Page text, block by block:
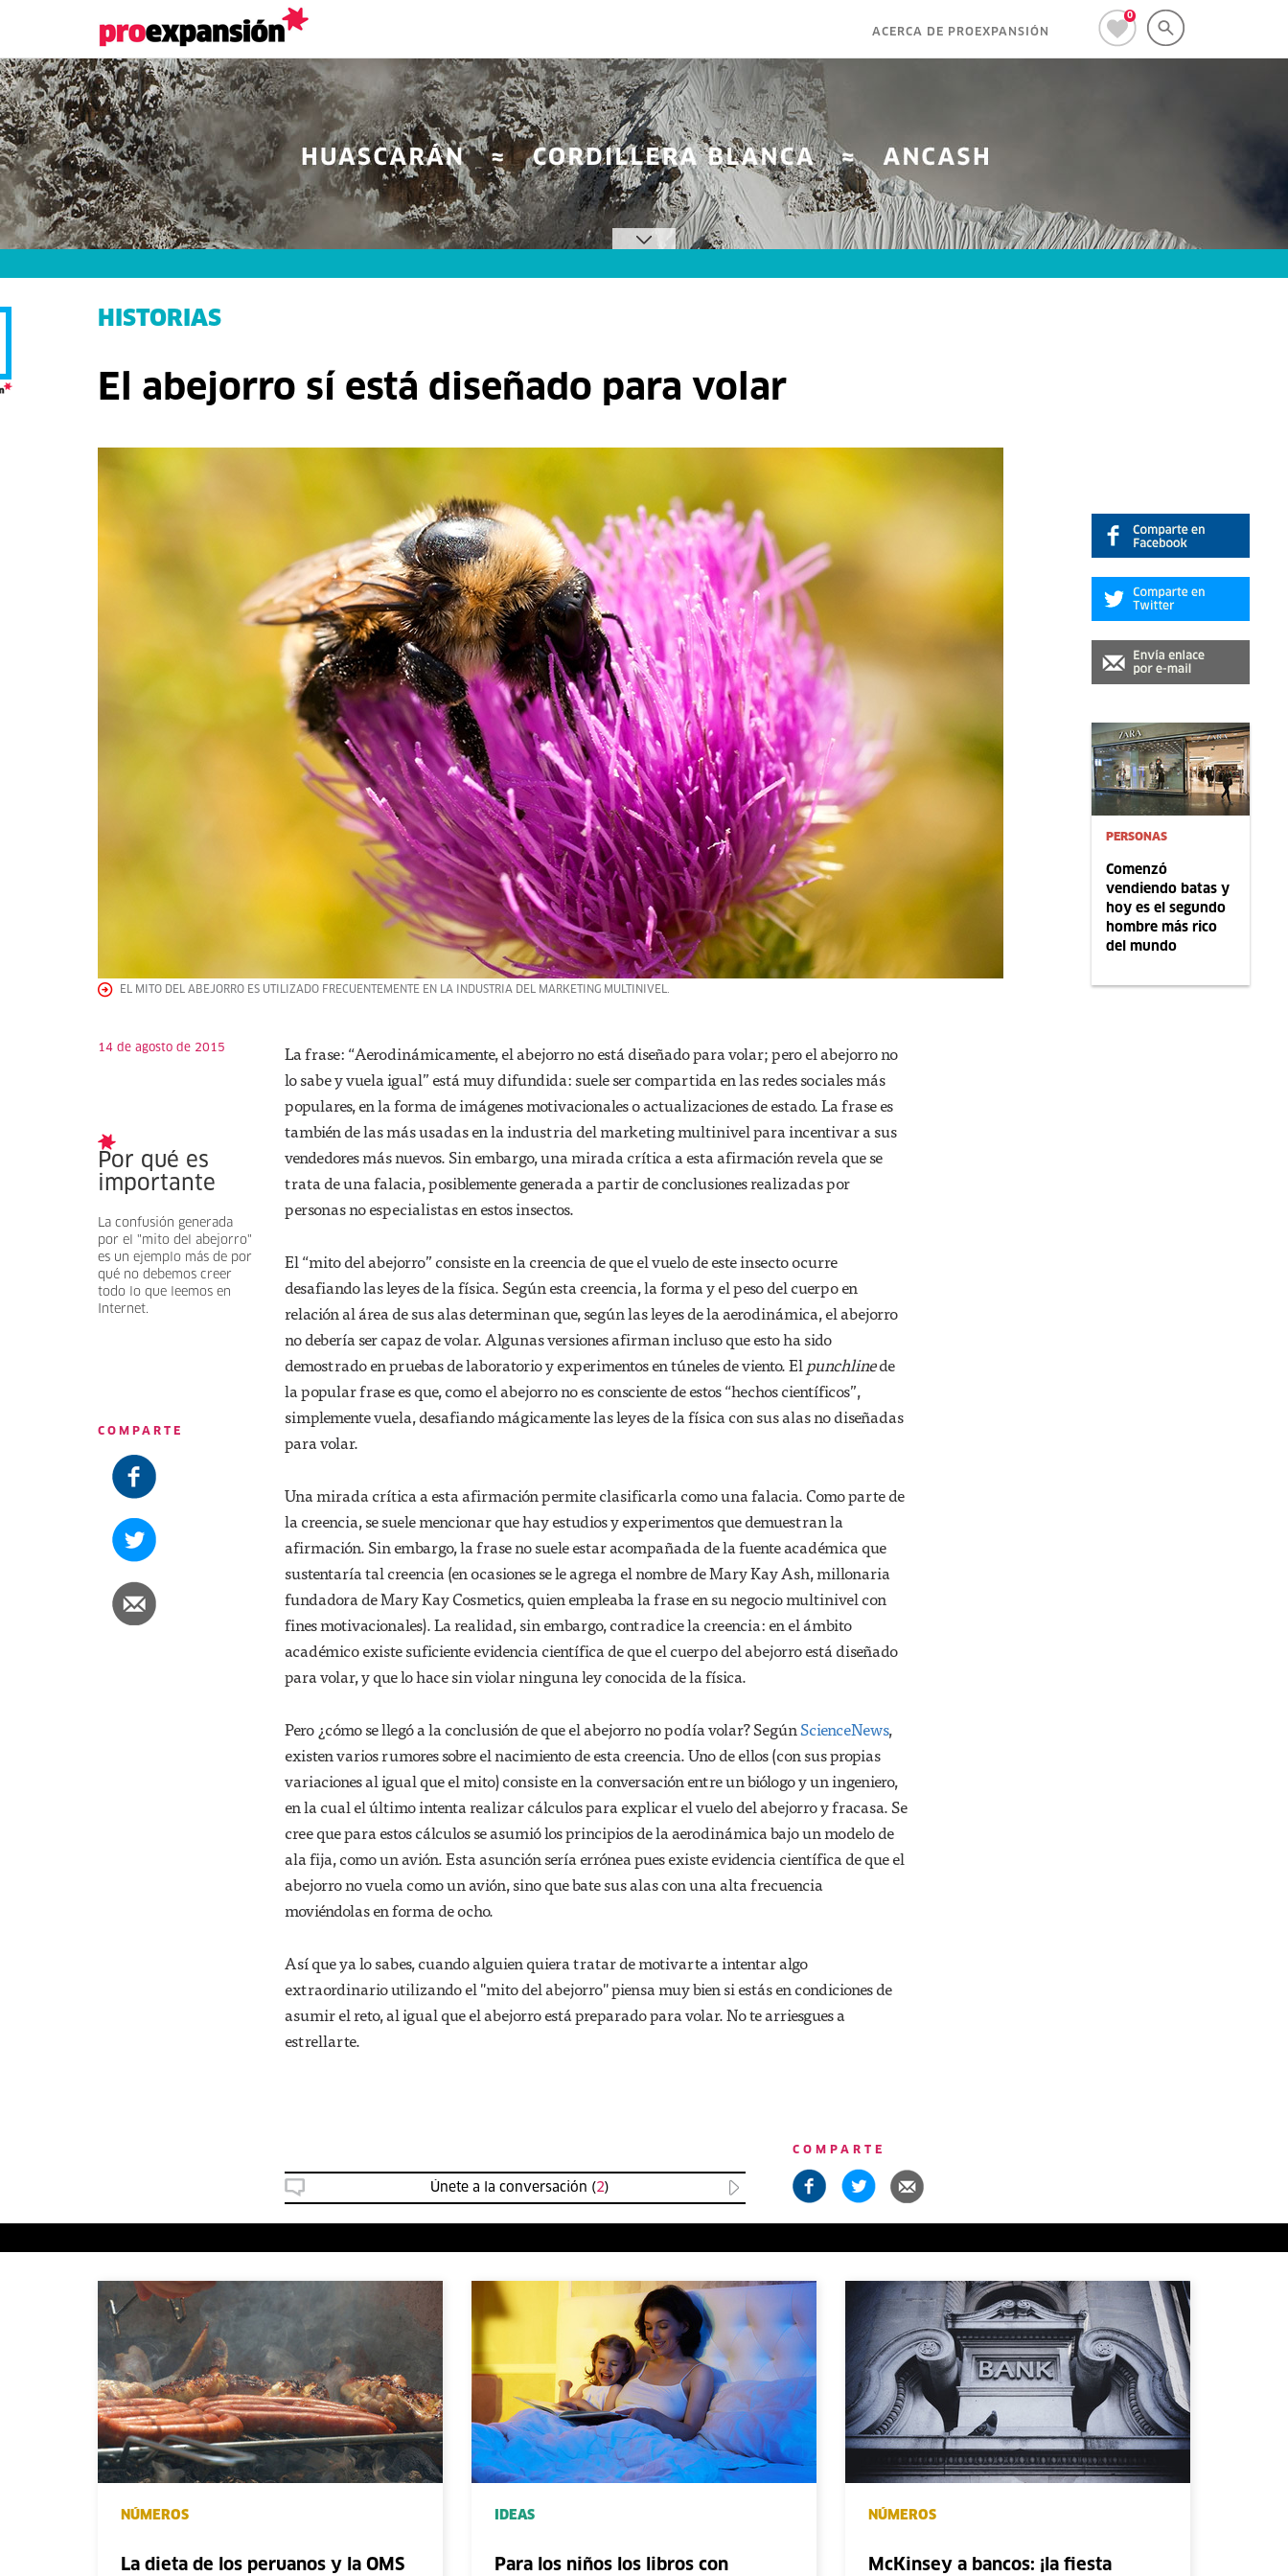
0
ACERCA DE PROEXPANSIÓN
PERSONAS
Comenzó
vendiendo batas y
hoy es el segundo
hombre más rico
del mundo
HISTORIAS
El abejorro sí está diseñado para volar
EL MITO DEL ABEJORRO ES UTILIZADO FRECUENTEMENTE EN LA INDUSTRIA DEL MARKETING MULTINIVEL.
14 de agosto de 2015
Por qué es
importante
La confusión generada
por el "mito del abejorro"
es un ejemplo más de por
qué no debemos creer
todo lo que leemos en
Internet.
COMPARTE
La frase: “Aerodinámicamente, el abejorro no está diseñado para volar; pero el abejorro no
lo sabe y vuela igual” está muy difundida: suele ser compartida en las redes sociales más
populares, en la forma de imágenes motivacionales o actualizaciones de estado. La frase es
también de las más usadas en la industria del marketing multinivel para incentivar a sus
vendedores más nuevos. Sin embargo, una mirada crítica a esta afirmación revela que se
trata de una falacia, posiblemente generada a partir de conclusiones realizadas por
personas no especialistas en estos insectos.
El “mito del abejorro” consiste en la creencia de que el vuelo de este insecto ocurre
desafiando las leyes de la física. Según esta creencia, la forma y el peso del cuerpo en
relación al área de sus alas determinan que, según las leyes de la aerodinámica, el abejorro
no debería ser capaz de volar. Algunas versiones afirman incluso que esto ha sido
demostrado en pruebas de laboratorio y experimentos en túneles de viento. Elpunchlinede
la popular frase es que, como el abejorro no es consciente de estos “hechos científicos”,
simplemente vuela, desafiando mágicamente las leyes de la física con sus alas no diseñadas
para volar.
Una mirada crítica a esta afirmación permite clasificarla como una falacia. Como parte de
la creencia, se suele mencionar que hay estudios y experimentos que demuestran la
afirmación. Sin embargo, la frase no suele estar acompañada de la fuente académica que
sustentaría tal creencia (en ocasiones se le agrega el nombre de Mary Kay Ash, millonaria
fundadora de Mary Kay Cosmetics, quien empleaba la frase en su negocio multinivel con
fines motivacionales). La realidad, sin embargo, contradice la creencia: en el ámbito
académico existe suficiente evidencia científica de que el cuerpo del abejorro está diseñado
para volar, y que lo hace sin violar ninguna ley conocida de la física.
Pero ¿cómo se llegó a la conclusión de que el abejorro no podía volar? SegúnScienceNews,
existen varios rumores sobre el nacimiento de esta creencia. Uno de ellos (con sus propias
variaciones al igual que el mito) consiste en la conversación entre un biólogo y un ingeniero,
en la cual el último intenta realizar cálculos para explicar el vuelo del abejorro y fracasa. Se
cree que para estos cálculos se asumió los principios de la aerodinámica bajo un modelo de
ala fija, como un avión. Esta asunción sería errónea pues existe evidencia científica de que el
abejorro no vuela como un avión, sino que bate sus alas con una alta frecuencia
moviéndolas en forma de ocho.
Así que ya lo sabes, cuando alguien quiera tratar de motivarte a intentar algo
extraordinario utilizando el "mito del abejorro" piensa muy bien si estás en condiciones de
asumir el reto, al igual que el abejorro está preparado para volar. No te arriesgues a
estrellarte.
Únete a la conversación (2)
COMPARTE
NÚMEROS
La dieta de los peruanos y la OMS
IDEAS
Para los niños los libros con
NÚMEROS
McKinsey a bancos: ¡la fiesta